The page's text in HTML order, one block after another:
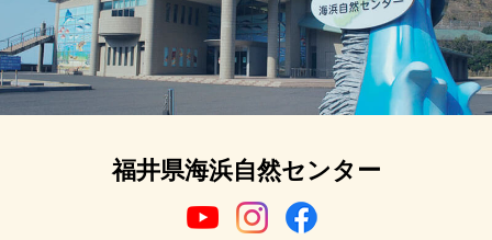
福井県海浜自然センター